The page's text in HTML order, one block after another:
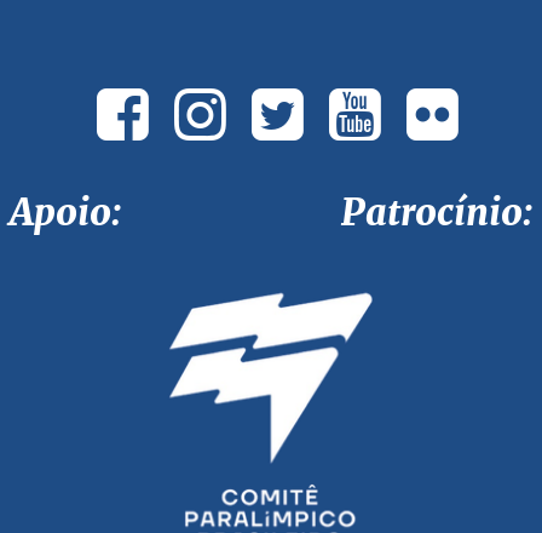
Apoio: Patrocínio: